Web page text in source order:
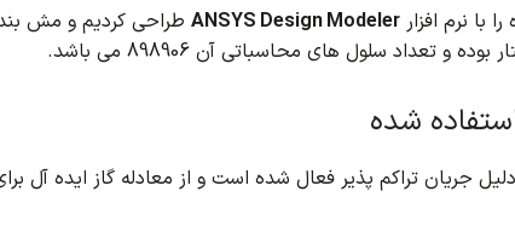
با نرم افزار ANSYS Design Modelerطراحی کردیم و مش بندی
و تعداد سلول های محاسباتی آن 898906 می باشد.
شده
دلیل جریان تراکم پذیر فعال شده است و از معادله گاز ایده آل